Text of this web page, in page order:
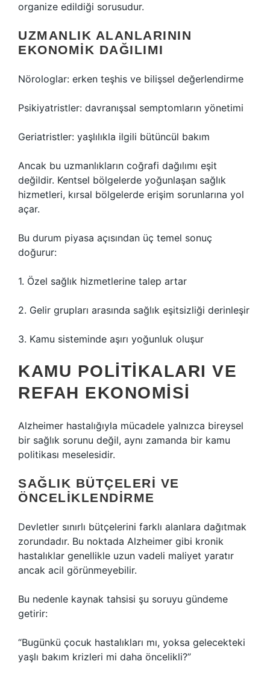
organize edildiği sorusudur.
UZMANLIK ALANLARININ
EKONOMIK DAĞILIMI
Nörologlar: erken teşhis ve bilişsel değerlendirme
Psikiyatristler: davranışsal semptomların yönetimi
Geriatristler: yaşlılıkla ilgili bütüncül bakım
Ancak bu uzmanlıkların coğrafi dağılımı eşit
değildir. Kentsel bölgelerde yoğunlaşan sağlık
hizmetleri, kırsal bölgelerde erişim sorunlarına yol
açar.
Bu durum piyasa açısından üç temel sonuç
doğurur:
1. Özel sağlık hizmetlerine talep artar
2. Gelir grupları arasında sağlık eşitsizliği derinleşir
3. Kamu sisteminde aşırı yoğunluk oluşur
KAMU POLITIKALARI VE
REFAH EKONOMISI
Alzheimer hastalığıyla mücadele yalnızca bireysel
bir sağlık sorunu değil, aynı zamanda bir kamu
politikası meselesidir.
SAĞLIK BÜTÇELERI VE
ÖNCELIKLENDIRME
Devletler sınırlı bütçelerini farklı alanlara dağıtmak
zorundadır. Bu noktada Alzheimer gibi kronik
hastalıklar genellikle uzun vadeli maliyet yaratır
ancak acil görünmeyebilir.
Bu nedenle kaynak tahsisi şu soruyu gündeme
getirir:
“Bugünkü çocuk hastalıkları mı, yoksa gelecekteki
yaşlı bakım krizleri mi daha öncelikli?”